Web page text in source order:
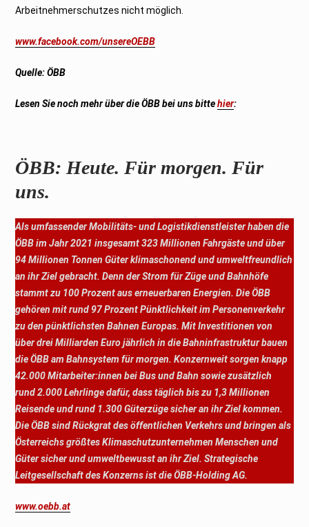
Arbeitnehmerschutzes nicht möglich.
www.facebook.com/unsereOEBB
Quelle: ÖBB
Lesen Sie noch mehr über dieÖBBbei uns bitte hier:
ÖBB: Heute. Für morgen. Für
uns.
Als umfassender Mobilitäts- und Logistikdienstleister haben die
ÖBB im Jahr 2021 insgesamt 323 Millionen Fahrgäste und über
94 Millionen Tonnen Güter klimaschonend und umweltfreundlich
an ihr Ziel gebracht. Denn der Strom für Züge und Bahnhöfe
stammt zu 100 Prozent aus erneuerbaren Energien. Die ÖBB
gehören mit rund 97 Prozent Pünktlichkeit im Personenverkehr
zu den pünktlichsten Bahnen Europas. Mit Investitionen von
über drei Milliarden Euro jährlich in die Bahninfrastruktur bauen
die ÖBB am Bahnsystem für morgen. Konzernweit sorgen knapp
42.000 Mitarbeiter:innen bei Bus und Bahn sowie zusätzlich
rund 2.000 Lehrlinge dafür, dass täglich bis zu 1,3 Millionen
Reisende und rund 1.300 Güterzüge sicher an ihr Ziel kommen.
Die ÖBB sind Rückgrat des öffentlichen Verkehrs und bringen als
Österreichs größtes Klimaschutzunternehmen Menschen und
Güter sicher und umweltbewusst an ihr Ziel. Strategische
Leitgesellschaft des Konzerns ist die ÖBB-Holding AG.
www.oebb.at